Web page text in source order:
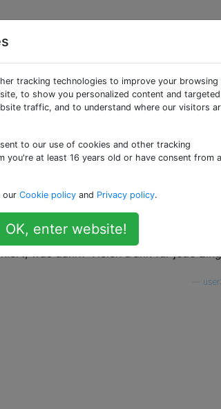
Site-
8.1 RT
dass ich meine Google Earth .kmz-
Online-Posts gesehen, die besagen,
nur auf normalem Windows auf
um die .kmz-Dateien von Google
was dann? Vielen Dank für jede
tracking technologies to improve your browsing
to show you personalized content and targeted
traffic, and to understand where our visitors
to our use of cookies and other tracking
you're at least 16 years old or have consent from a
our Cookie policy and Privacy policy.
OK, enter website!